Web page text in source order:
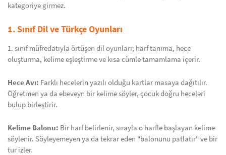
kategoriye girmez.
1. Sınıf Dil ve Türkçe Oyunları
1. sınıf müfredatıyla örtüşen dil oyunları; harf tanıma, hece
oluşturma, kelime eşleştirme ve kısa cümle tamamlama içerir.
Hece Avı: Farklı hecelerin yazılı olduğu kartlar masaya dağıtılır.
Öğretmen ya da ebeveyn bir kelime söyler, çocuk doğru heceleri
bulup birleştirir.
Kelime Balonu: Bir harf belirlenir, sırayla o harfle başlayan kelime
söylenir. Söyleyemeyen ya da tekrar eden "balonunu patlatır" ve bir
tur izler.